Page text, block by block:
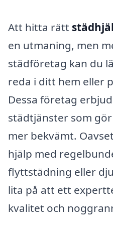
Att hitta rätt
en utmaning, men
städföretag kan du
reda i ditt hem eller
Dessa företag
städtjänster som
mer bekvämt.
hjälp med
flyttstädning eller
lita på att ett
kvalitet och